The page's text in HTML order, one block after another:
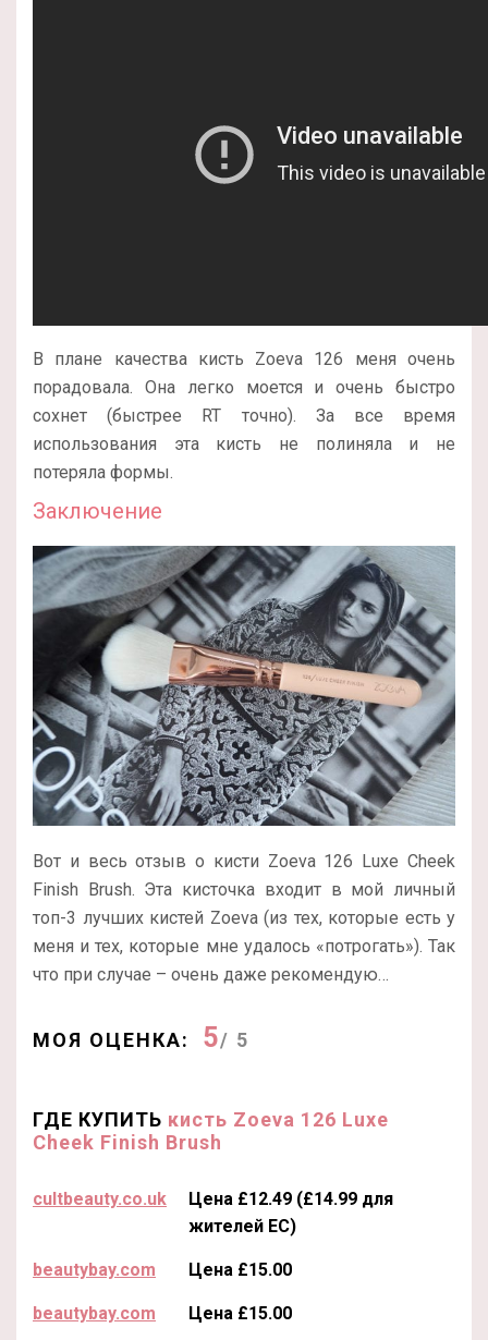
В плане качества кисть Zoeva 126 меня очень
порадовала. Она легко моется и очень быстро
сохнет (быстрее RT точно). За все время
использования эта кисть не полиняла и не
потеряла формы.
Заключение
Вот и весь отзыв о кисти Zoeva 126 Luxe Cheek
Finish Brush. Эта кисточка входит в мой личный
топ-3 лучших кистей Zoeva (из тех, которые есть у
меня и тех, которые мне удалось «потрогать»). Так
что при случае – очень даже рекомендую…
МОЯ ОЦЕНКА: 5/ 5
ГДЕ КУПИТЬ кисть Zoeva 126 Luxe
Cheek Finish Brush
cultbeauty.co.uk
Цена £12.49 (£14.99 для
жителей ЕС)
beautybay.com Цена £15.00
beautybay.com Цена £15.00